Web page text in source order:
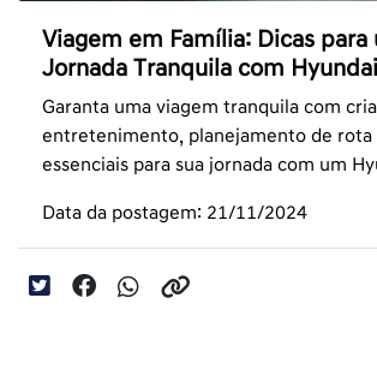
Viagem em Família: Dicas para
Jornada Tranquila com Hyundai
Garanta uma viagem tranquila com
entretenimento, planejamento de rota
essenciais para sua jornada com um
Data da postagem: 21/11/2024